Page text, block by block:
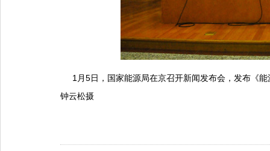
1月5日，国家能源局在京召开新闻发布会，发布《能
钟云松摄